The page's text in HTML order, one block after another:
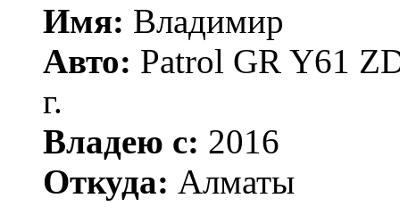
Имя: Владимир
Авто: Patrol GR Y61
г.
Владею с: 2016
Откуда: Алматы